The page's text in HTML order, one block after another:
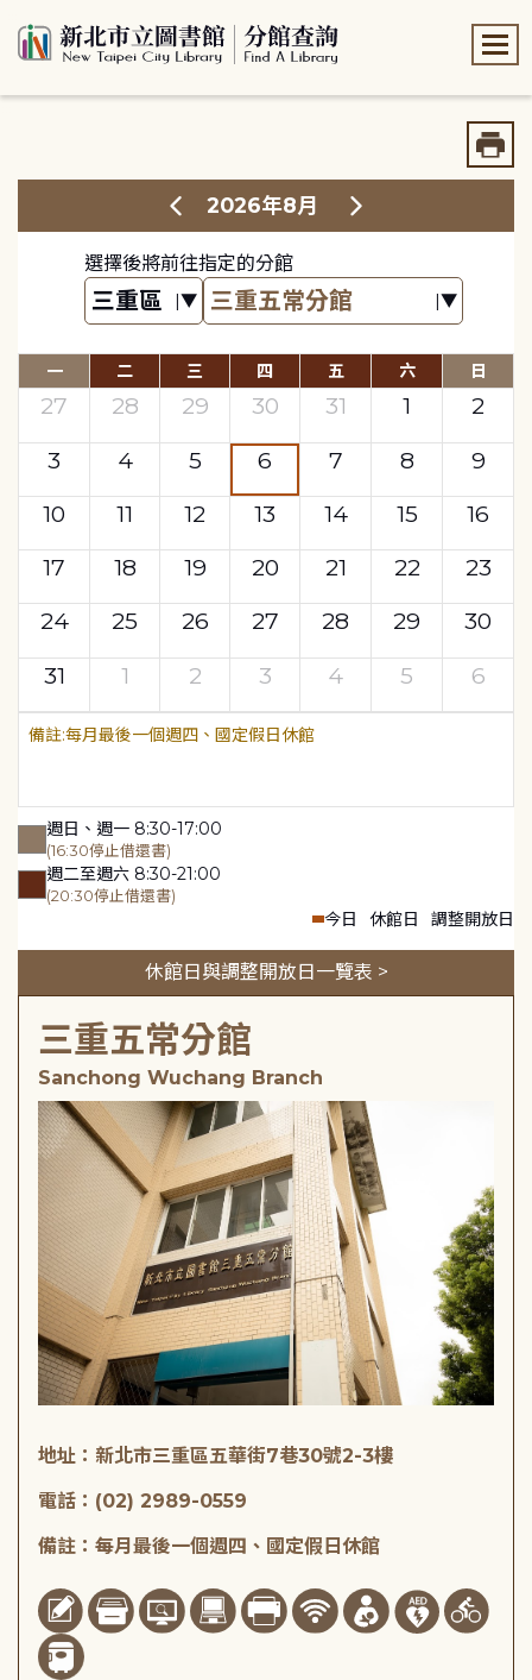
2026年8月
選擇後將前往指定的分館
一 二 三 四 五 六 日
27 28 29 30 31 1
2
3
4 5 6 7 8
9
10
11 12 13 14 15
16
17
18 19 20 21 22
23
24
25 26 27 28 29
30
31
1 2 3 4 5 6
每月最後一個週四、國定假日休館
週日、週一 8:30-17:00
(16:30停止借還書)
週二至週六 8:30-21:00
(20:30停止借還書)
今日 休館日 調整開放日
休館日與調整開放日一覽表 >
三重五常分館
Sanchong Wuchang Branch
地址：新北市三重區五華街7巷30號2-3樓
電話：(02) 2989-0559
備註：每月最後一個週四、國定假日休館